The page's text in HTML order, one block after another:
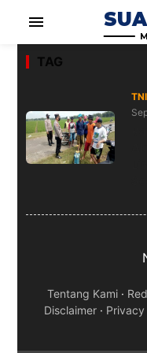
menu
TAG
Tentang Kami ·
Disclaimer · Privacy